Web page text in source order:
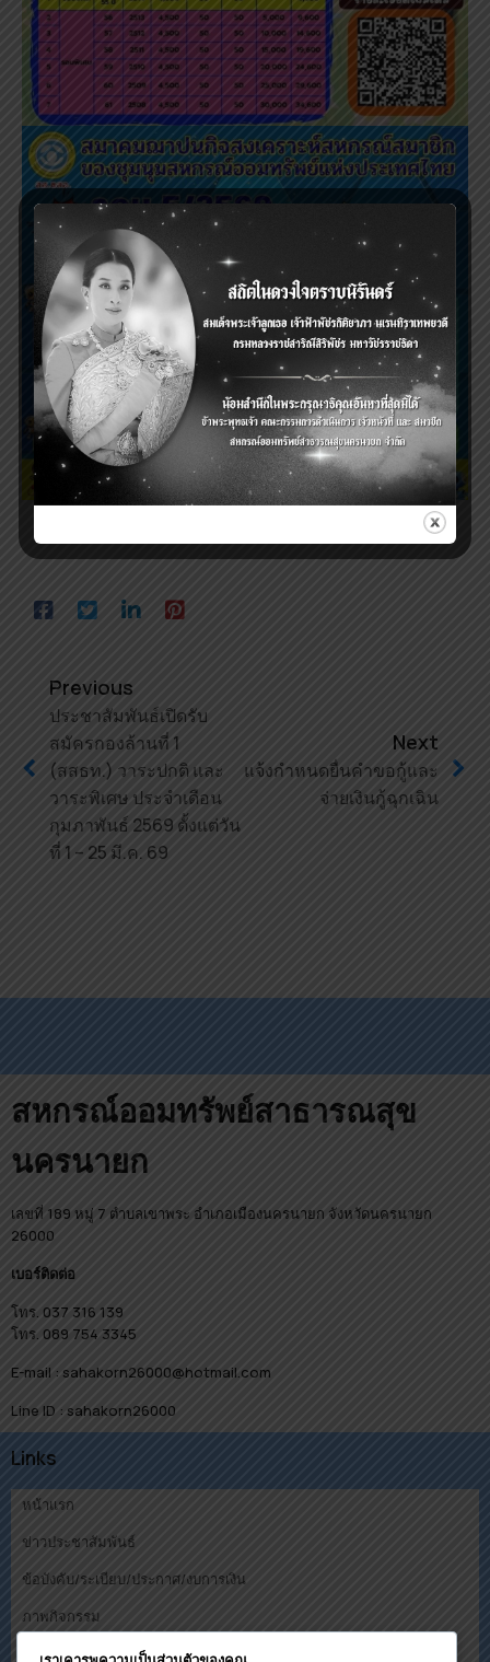
Previous
ประชาสัมพันธ์เปิดรับ
สมัครกองล้านที่ 1
(สสธท.) วาระปกติ และ
วาระพิเศษ ประจำเดือน
กุมภาพันธ์ 2569 ตั้งแต่วัน
ที่ 1 – 25 มี.ค. 69
Next
แจ้งกำหนดยื่นคำขอกู้และ
จ่ายเงินกู้ฉุกเฉิน
สหกรณ์ออมทรัพย์สาธารณสุข
นครนายก
เลขที่ 189 หมู่ 7 ตำบลเขาพระ อำเภอเมืองนครนายก จังหวัดนครนายก
26000
เบอร์ติดต่อ
โทร. 037 316 139
โทร. 089 754 3345
E-mail : sahakorn26000@hotmail.com
Line ID : sahakorn26000
Links
หน้าแรก
ข่าวประชาสัมพันธ์
ข้อบังคับ/ระเบียบ/ประกาศ/งบการเงิน
ภาพกิจกรรม
คณะกรรมการ